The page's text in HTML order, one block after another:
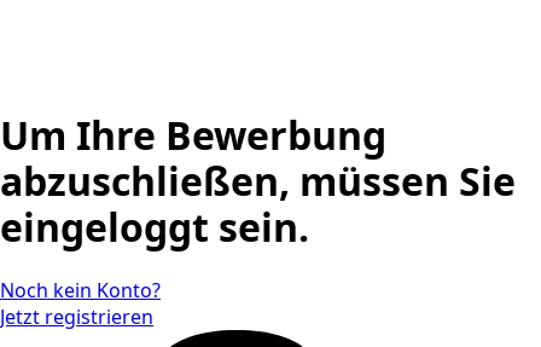
Um Ihre Bewerbung
abzuschließen, müssen Sie
eingeloggt sein.
Noch kein Konto?
Jetzt registrieren